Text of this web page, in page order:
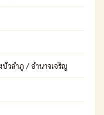
วลำภู / อำนาจเจริญ